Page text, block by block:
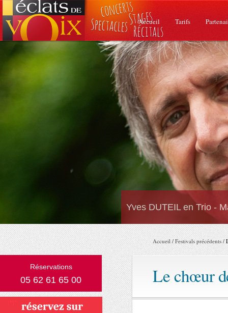
Accueil Tarifs
Yves DUTEIL en Trio -
Réservations
05 62 61 65 00
Accueil /Festivals précédents /
Le chœur